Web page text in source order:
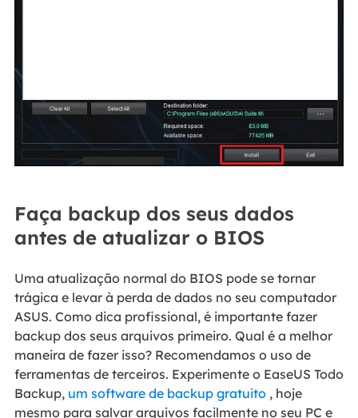
Faça backup dos seus dados
antes de atualizar o BIOS
Uma atualização normal do BIOS pode se tornar
trágica e levar à perda de dados no seu computador
ASUS. Como dica profissional, é importante fazer
backup dos seus arquivos primeiro. Qual é a melhor
maneira de fazer isso? Recomendamos o uso de
ferramentas de terceiros. Experimente o EaseUS Todo
Backup, um software de backup gratuito, hoje
mesmo para salvar arquivos facilmente no seu PC e